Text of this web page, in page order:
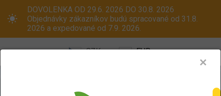
DOVOLENKA OD 29.6. 2026 DO 30.8. 2026
Objednávky zákazníkov budú spracované od 31.8.
2026 a expedované od 7.9. 2026.
CZK EUR
✕